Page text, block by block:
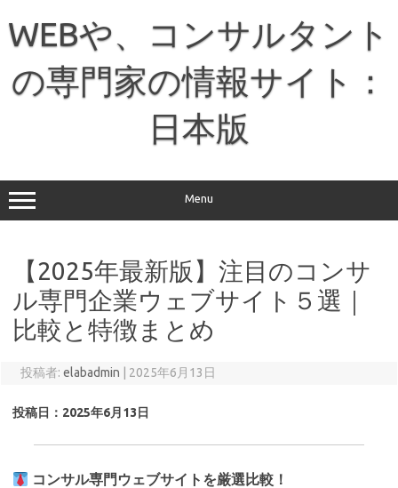
テWEBや、コンサルタント
の専門家の情報サイト：
日本版
Menu
【2025年最新版】注目のコンサ
ル専門企業ウェブサイト５選｜
比較と特徴まとめ
投稿者: elabadmin 2025年6月13日
投稿日：2025年6月13日
コンサル専門ウェブサイトを厳選比較！